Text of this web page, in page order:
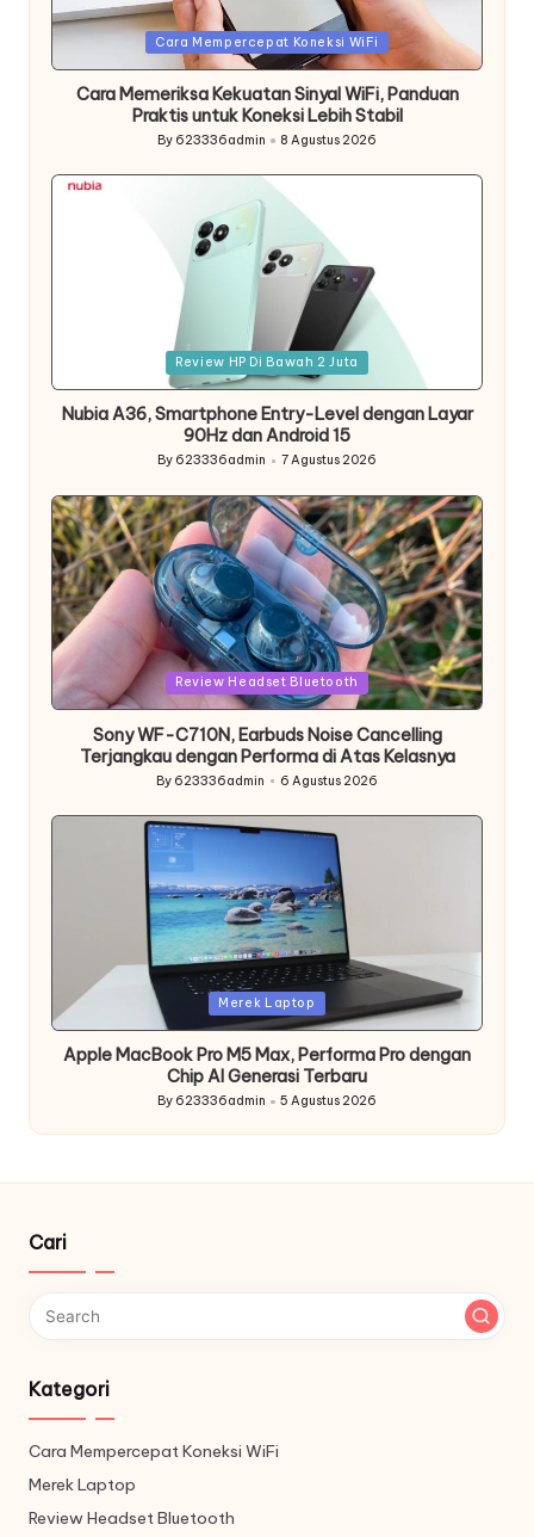
Posted
in
Cara Mempercepat Koneksi WiFi
Cara Memeriksa Kekuatan Sinyal WiFi, Panduan
Praktis untuk Koneksi Lebih Stabil
Posted
by
By 623336admin 8 Agustus 2026
in
Review HP Di Bawah 2 Juta
Nubia A36, Smartphone Entry-Level dengan Layar
90Hz dan Android 15
Posted
By 623336admin 7 Agustus 2026
Posted
in
Review Headset Bluetooth
Sony WF-C710N, Earbuds Noise Cancelling
Terjangkau dengan Performa di Atas Kelasnya
Posted
By 623336admin 6 Agustus 2026
Posted
in
Merek Laptop
Apple MacBook Pro M5 Max, Performa Pro dengan
Chip AI Generasi Terbaru
Posted
by
By 623336admin 5 Agustus 2026
Cari
Kategori
Cara Mempercepat Koneksi WiFi
Merek Laptop
Review Headset Bluetooth